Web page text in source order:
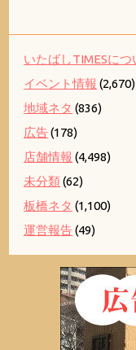
いたばしTIMESにつ
イベント情報 (2,670)
地域ネタ (836)
広告(178)
店舗情報 (4,498)
未分類(62)
板橋ネタ (1,100)
運営報告(49)